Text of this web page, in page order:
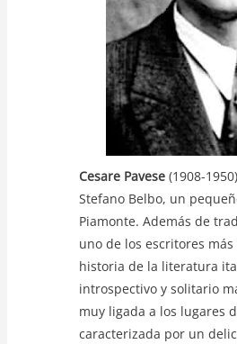
Cesare Pavese (1908-
Stefano Belbo, un
Piamonte. Además de
uno de los escritores
historia de la literatura
introspectivo y solitario
muy ligada a los lugares
caracterizada por un